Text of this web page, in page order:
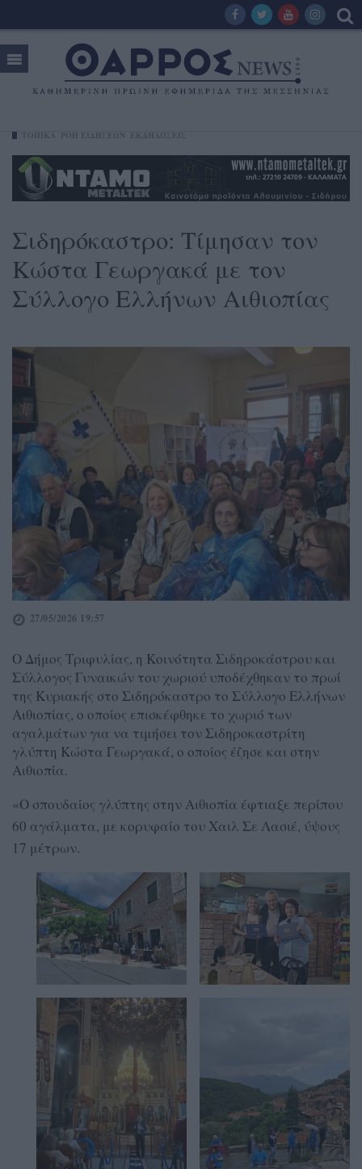
Σιδηρόκαστρο: Τίμησαν τον
Κώστα Γεωργακά με τον
Σύλλογο Ελλήνων Αιθιοπίας
27/05/2026 19:57
Ο Δήμος Τριφυλίας, η Κοινότητα Σιδηροκάστρου και
Σύλλογος Γυναικών του χωριού υποδέχθηκαν το πρωί
της Κυριακής στο Σιδηρόκαστρο το Σύλλογο Ελλήνων
Αιθιοπίας, ο οποίος επισκέφθηκε το χωριό των
αγαλμάτων για να τιμήσει τον Σιδηροκαστρίτη
γλύπτη Κώστα Γεωργακά, ο οποίος έζησε και στην
Αιθιοπία.
«Ο σπουδαίος γλύπτης στην Αιθιοπία έφτιαξε περίπου
60 αγάλματα, με κορυφαίο του Χαιλ Σε Λασιέ, ύψους
17 μέτρων.